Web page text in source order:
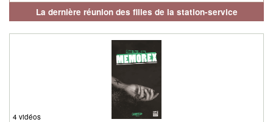
La dernière réunion des filles de la station-service
4 vidéos